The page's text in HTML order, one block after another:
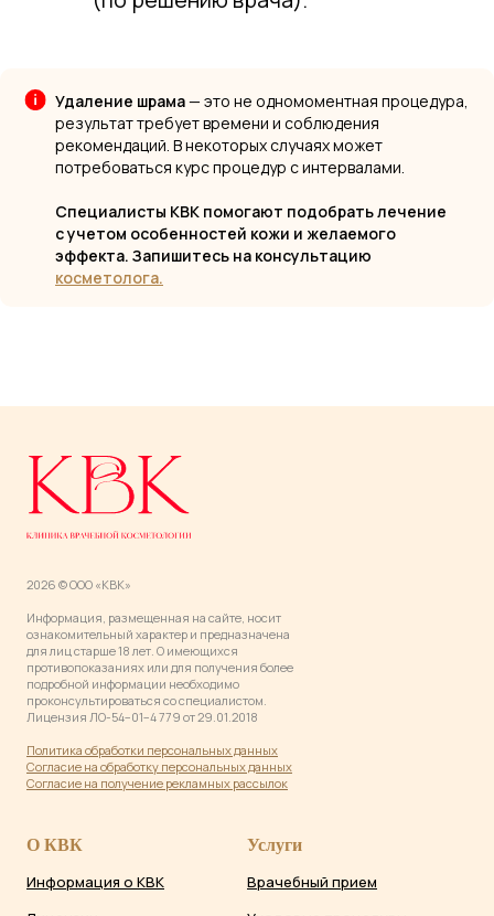
Удаление шрама— это не одномоментная процедура,
результат требует времени и соблюдения
рекомендаций. В некоторых случаях может
потребоваться курс процедур с интервалами.
Специалисты КВК помогают подобрать лечение
с учетом особенностей кожи и желаемого
эффекта. Запишитесь на консультацию
косметолога.
2026 © ООО «КВК»
Информация, размещенная на сайте, носит
ознакомительный характер и предназначена
для лиц старше 18 лет. О имеющихся
противопоказаниях или для получения более
подробной информации необходимо
проконсультироваться со специалистом.
Лицензия ЛО-54−01−4 779 от 29.01.2018
Политика обработки персональных данных
Согласие на обработку персональных данных
Согласие на получение рекламных рассылок
О КВК
Информация о КВК
Услуги
Врачебный прием